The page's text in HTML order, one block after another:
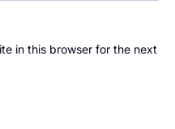
in this browser for the next